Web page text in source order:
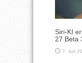
Siri-KI
27 Beta
7. Juli